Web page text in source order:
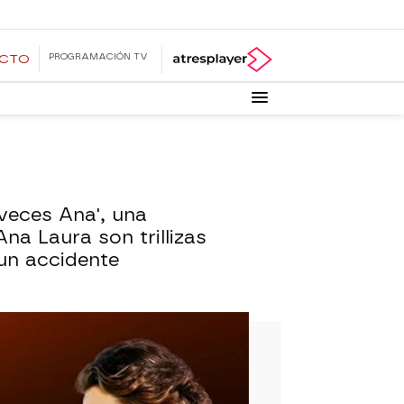
PROGRAMACIÓN TV
Ana', una
Laura son trillizas
accidente